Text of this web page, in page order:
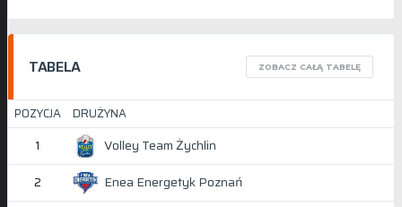
TABELA ZOBACZ CAŁĄ TABELĘ
POZYCJA
DRUŻYNA
1
Volley Team Żychlin
2 Enea Energetyk Poznań